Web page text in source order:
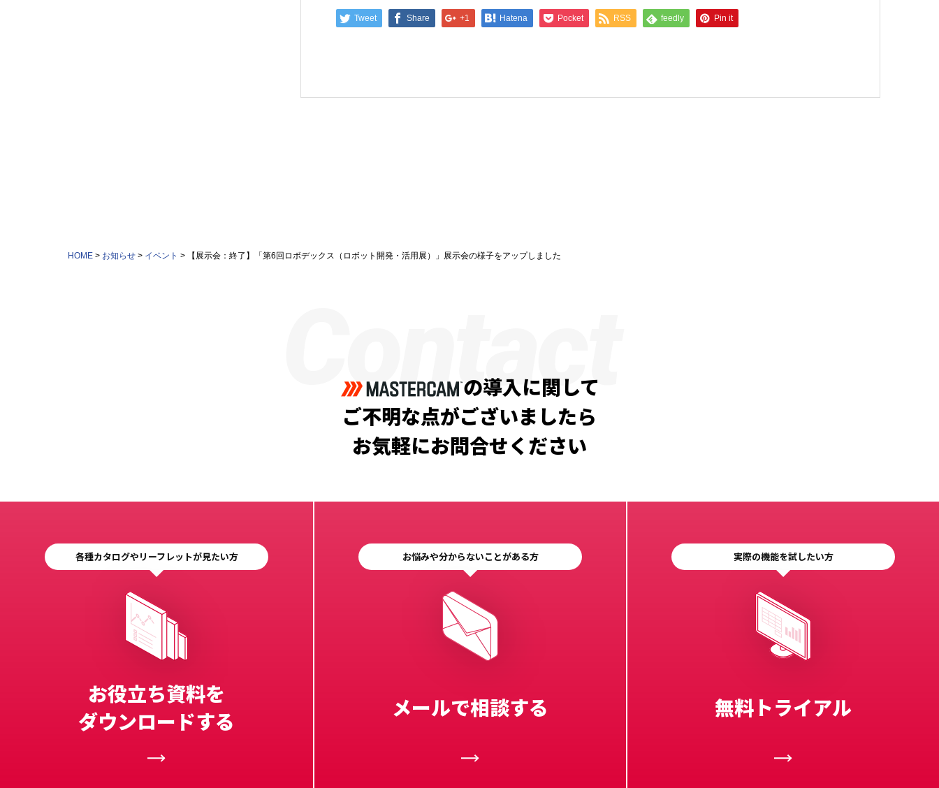
Tweet Share +1 Hatena Pocket RSS feedly Pin it
HOME > お知らせ > イベント > 【展示会：終了】「第6回ロボデックス（ロボット開発・活用展）」展示会の様子をアップしました
Contact
の導入に関して
ご不明な点がございましたら
お気軽にお問合せください
各種カタログやリーフレットが見たい方
お役立ち資料を
ダウンロードする
お悩みや分からないことがある方
メールで相談する
実際の機能を試したい方
無料トライアル